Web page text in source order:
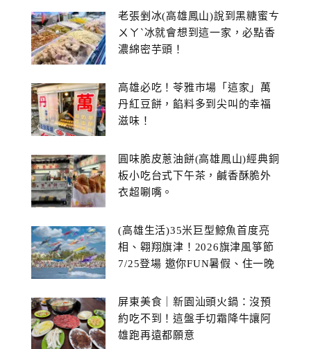
老張剉冰(高雄鳳山)說到黑糖蜜ㄘ
ㄨㄚˋ冰就會想到這一家，必點香
濃綿密芋頭！
高雄必吃！苓雅市場「這家」萬
丹紅豆餅，餡料多到尖叫的幸福
滋味！
圓味脆皮蔥油餅(高雄鳳山)經典銅
板小吃台式下午茶，鹹香酥脆外
衣超唰嘴。
(高雄生活)35米巨型鯨魚首度亮
相、翱翔旗津！2026旗津風箏節
7/25登場 邀你FUN暑假、住一晚
屏東美食｜新園汕頭火鍋：沒預
約吃不到！這盤手切霜降牛讓阿
雄跑再遠都願意